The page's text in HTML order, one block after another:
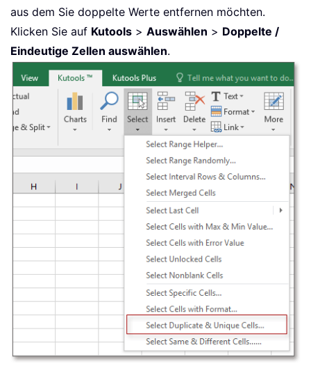
aus dem Sie doppelte Werte entfernen möchten.
Klicken Sie auf Kutools > Auswählen > Doppelte /
Eindeutige Zellen auswählen.